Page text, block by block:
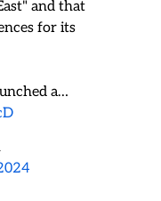
and that
for its
a…